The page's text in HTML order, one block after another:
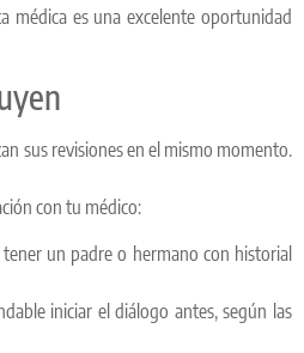
médica es una excelente oportunidad
sus revisiones en el mismo momento.
con tu médico:
un padre o hermano con historial
iniciar el diálogo antes, según las